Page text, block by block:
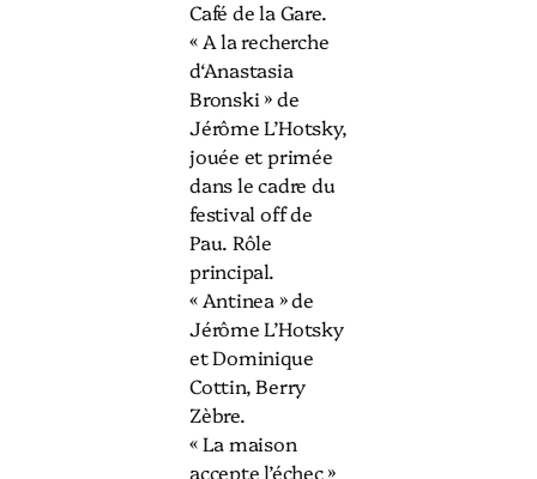
Café de la Gare.
« A la recherche
d‘Anastasia
Bronski » de
Jérôme L’Hotsky,
jouée et primée
dans le cadre du
festival off de
Pau. Rôle
principal.
« Antinea » de
Jérôme L’Hotsky
et Dominique
Cottin, Berry
Zèbre.
« La maison
accepte l’échec »